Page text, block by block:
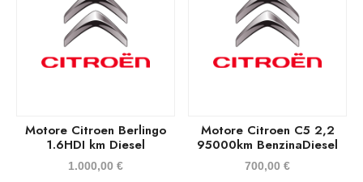
Motore Citroen Berlingo
1.6HDI km Diesel
1.000,00 €
Motore Citroen C5 2,2
95000km BenzinaDiesel
700,00€